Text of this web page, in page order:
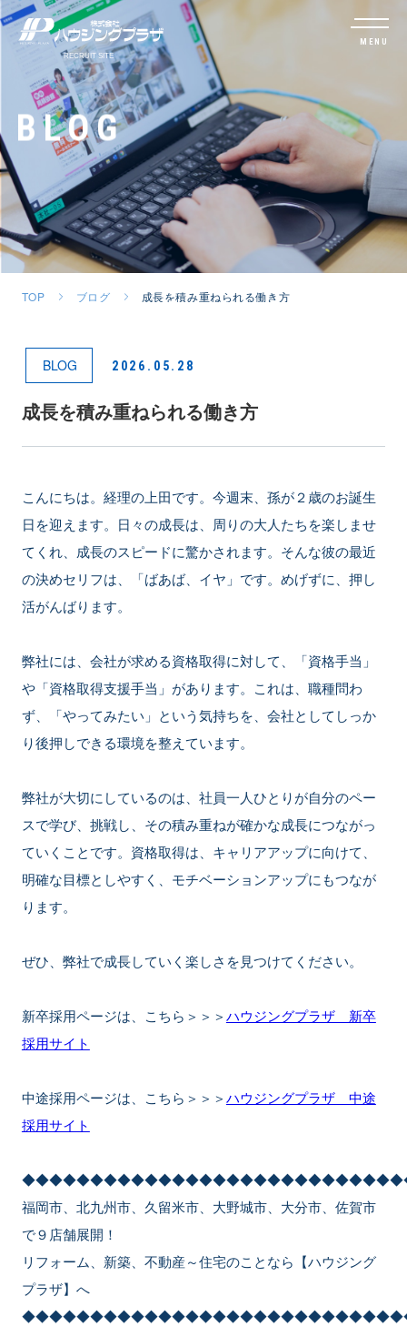
MENU
BLOG
TOP ブログ 成長を積み重ねられる働き方
BLOG 2026.05.28
成長を積み重ねられる働き方
こんにちは。経理の上田です。今週末、孫が２歳のお誕生
日を迎えます。日々の成長は、周りの大人たちを楽しませ
てくれ、成長のスピードに驚かされます。そんな彼の最近
の決めセリフは、「ばあば、イヤ」です。めげずに、押し
活がんばります。
弊社には、会社が求める資格取得に対して、「資格手当」
や「資格取得支援手当」があります。これは、職種問わ
ず、「やってみたい」という気持ちを、会社としてしっか
り後押しできる環境を整えています。
弊社が大切にしているのは、社員一人ひとりが自分のペー
スで学び、挑戦し、その積み重ねが確かな成長につながっ
ていくことです。資格取得は、キャリアアップに向けて、
明確な目標としやすく、モチベーションアップにもつなが
ります。
ぜひ、弊社で成長していく楽しさを見つけてください。
新卒採用ページは、こちら＞＞＞ハウジングプラザ 新卒
採用サイト
中途採用ページは、こちら＞＞＞ハウジングプラザ 中途
採用サイト
福岡市、北九州市、久留米市、大野城市、大分市、佐賀市
で９店舗展開！
リフォーム、新築、不動産～住宅のことなら【ハウジング
プラザ】へ